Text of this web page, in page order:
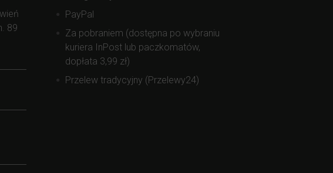
89
PayPal
Za pobraniem (dostępna po wybraniu
kuriera InPost lub paczkomatów,
dopłata 3,99 zł)
Przelew tradycyjny (Przelewy24)